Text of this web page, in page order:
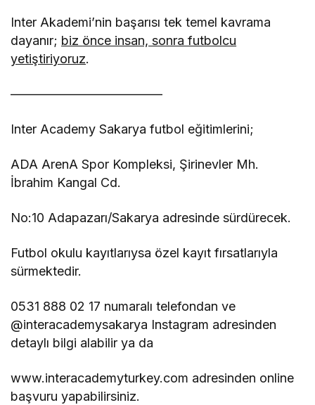
Inter Akademi’nin başarısı tek temel kavrama
dayanır; biz önce insan, sonra futbolcu
yetiştiriyoruz.
————————————
Inter Academy Sakarya futbol eğitimlerini;
ADA ArenA Spor Kompleksi, Şirinevler Mh.
İbrahim Kangal Cd.
No:10 Adapazarı/Sakarya adresinde sürdürecek.
Futbol okulu kayıtlarıysa özel kayıt fırsatlarıyla
sürmektedir.
0531 888 02 17 numaralı telefondan ve
@interacademysakarya Instagram adresinden
detaylı bilgi alabilir ya da
www.interacademyturkey.com adresinden online
başvuru yapabilirsiniz.